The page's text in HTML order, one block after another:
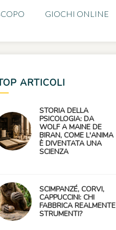
GIOCHI ONLINE
ARTICOLI
STORIA DELLA
PSICOLOGIA: DA
WOLF A MAINE DE
BIRAN, COME L'ANIMA
È DIVENTATA UNA
SCIENZA
SCIMPANZÉ, CORVI,
CAPPUCCINI: CHI
FABBRICA REALMENTE
STRUMENTI?